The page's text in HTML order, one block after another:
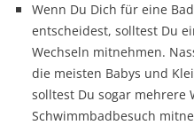
Wenn Du Dich für eine
entscheidest, solltest Du
Wechseln mitnehmen.
die meisten Babys und
solltest Du sogar mehrere
Schwimmbadbesuch